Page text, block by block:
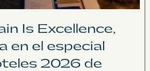
Is Excellence,
en el especial
2026 de